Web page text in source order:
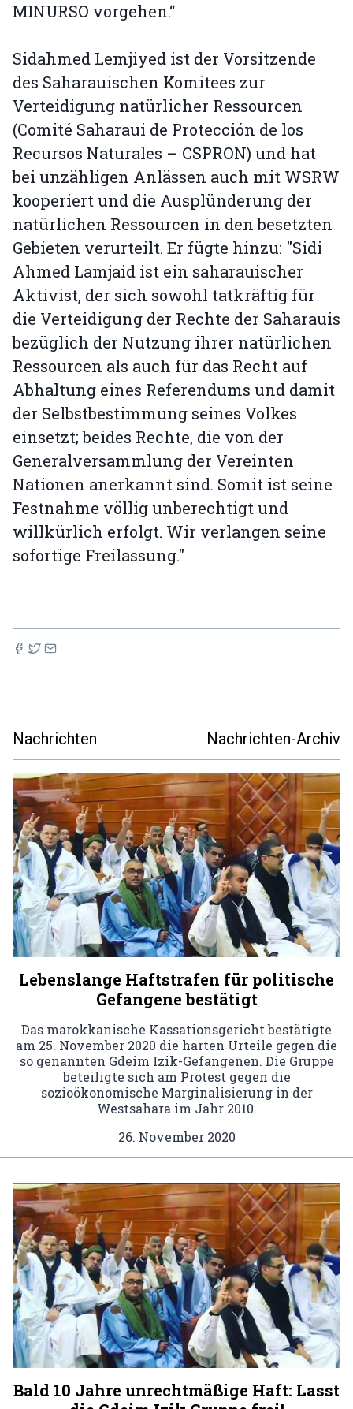
MINURSO vorgehen.“
Sidahmed Lemjiyed ist der Vorsitzende
des Saharauischen Komitees zur
Verteidigung natürlicher Ressourcen
(Comité Saharaui de Protección de los
Recursos Naturales – CSPRON) und hat
bei unzähligen Anlässen auch mit WSRW
kooperiert und die Ausplünderung der
natürlichen Ressourcen in den besetzten
Gebieten verurteilt. Er fügte hinzu: "Sidi
Ahmed Lamjaid ist ein saharauischer
Aktivist, der sich sowohl tatkräftig für
die Verteidigung der Rechte der Saharauis
bezüglich der Nutzung ihrer natürlichen
Ressourcen als auch für das Recht auf
Abhaltung eines Referendums und damit
der Selbstbestimmung seines Volkes
einsetzt; beides Rechte, die von der
Generalversammlung der Vereinten
Nationen anerkannt sind. Somit ist seine
Festnahme völlig unberechtigt und
willkürlich erfolgt. Wir verlangen seine
sofortige Freilassung."
Nachrichten Nachrichten-Archiv
Lebenslange Haftstrafen für politische
Gefangene bestätigt
Das marokkanische Kassationsgericht bestätigte
am 25. November 2020 die harten Urteile gegen die
so genannten Gdeim Izik-Gefangenen. Die Gruppe
beteiligte sich am Protest gegen die
sozioökonomische Marginalisierung in der
Westsahara im Jahr 2010.
26. November 2020
Bald 10 Jahre unrechtmäßige Haft: Lasst